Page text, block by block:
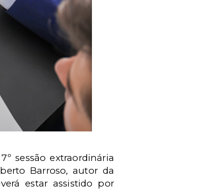
sessão extraordinária
Barroso, autor da
estar assistido por